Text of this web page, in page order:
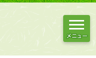
メニュー